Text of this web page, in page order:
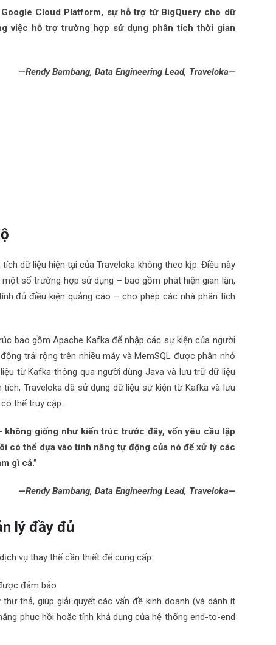
Cloud Platform, sự hỗ trợ từ BigQuery cho dữ
việc hỗ trợ trường hợp sử dụng phân tích thời gian
—Rendy Bambang, Data Engineering Lead, Traveloka—
dữ liệu hiện tại của Traveloka không theo kịp. Điều này
số trường hợp sử dụng – bao gồm phát hiện gian lận,
đủ điều kiện quảng cáo – cho phép các nhà phân tích
bao gồm Apache Kafka để nhập các sự kiện của người
trải rộng trên nhiều máy và MemSQL được phân nhỏ
từ Kafka thông qua người dùng Java và lưu trữ dữ liệu
Traveloka đã sử dụng dữ liệu sự kiện từ Kafka và lưu
thể truy cập.
giống như kiến trúc trước đây, vốn yêu cầu lập
có thể dựa vào tính năng tự động của nó để xử lý các
gì cả.”
—Rendy Bambang, Data Engineering Lead, Traveloka—
lý đầy đủ
vụ thay thế cần thiết để cung cấp:
đảm bảo
thả, giúp giải quyết các vấn đề kinh doanh (và dành ít
phục hồi hoặc tính khả dụng của hệ thống end-to-end